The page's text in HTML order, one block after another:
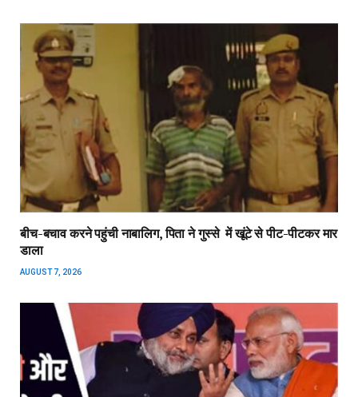
बीच-बचाव करने पहुंची नाबालिग, पिता ने गुस्से में खूंटे से पीट-पीटकर मार
डाला
AUGUST 7, 2026